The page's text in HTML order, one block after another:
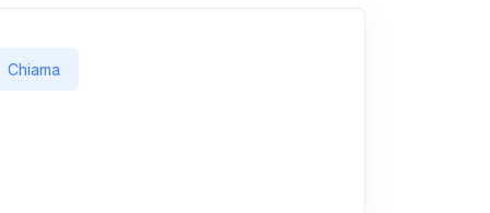
Chiama